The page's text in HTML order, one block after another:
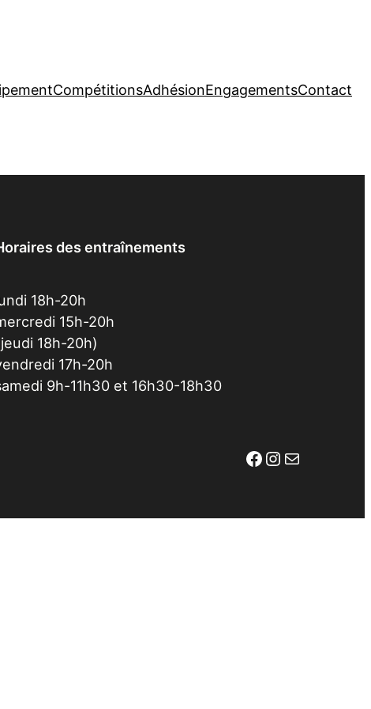
CompétitionsAdhésionEngagementsContact
des entraînements
18h-20h
15h-20h
18h-20h)
17h-20h
9h-11h30 et 16h30-18h30
Facebook Instagram E-mail